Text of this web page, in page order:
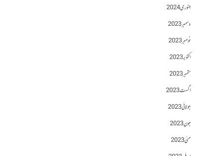
جنوری 2024
دسمبر 2023
نومبر 2023
اکتوبر 2023
ستمبر 2023
اگست 2023
جولائی 2023
جون 2023
مئی 2023